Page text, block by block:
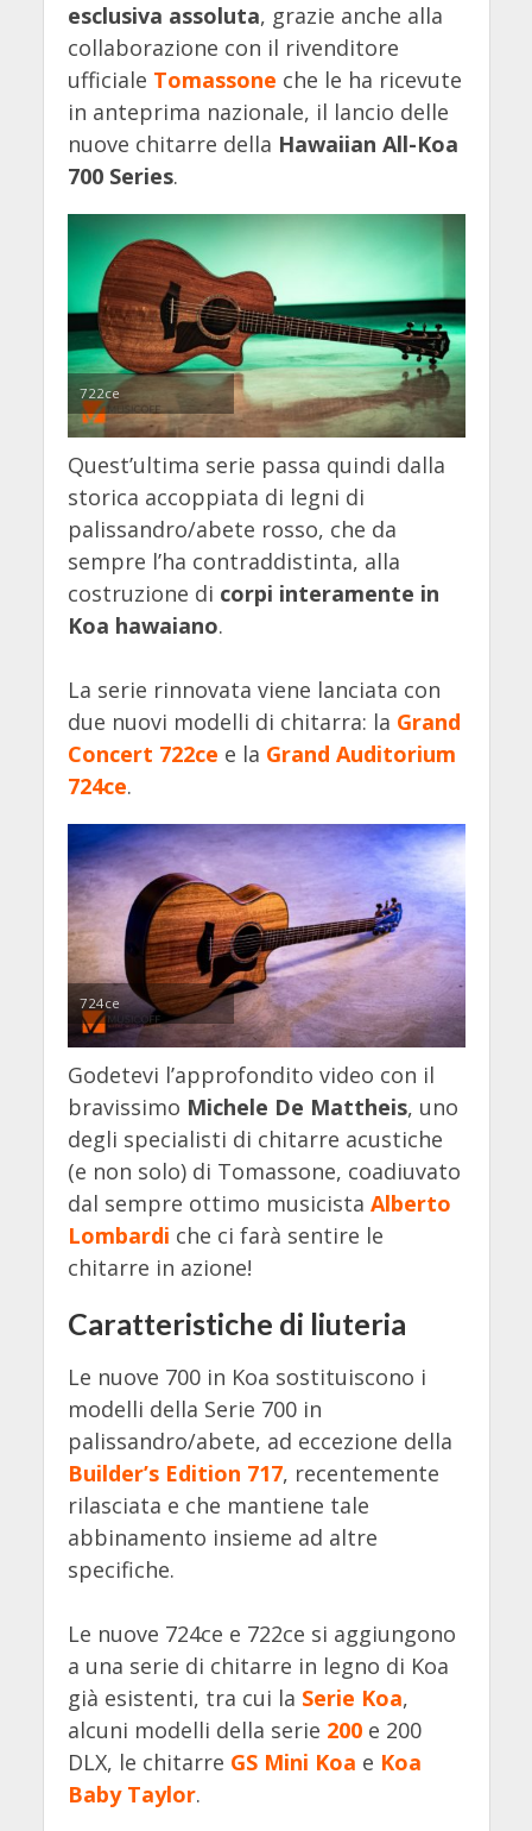
esclusiva assoluta, grazie anche alla
collaborazione con il rivenditore
ufficiale Tomassone che le ha ricevute
in anteprima nazionale, il lancio delle
nuove chitarre della Hawaiian All-Koa
700 Series.
722ce
Quest’ultima serie passa quindi dalla
storica accoppiata di legni di
palissandro/abete rosso, che da
sempre l’ha contraddistinta, alla
costruzione di corpi interamente in
Koa hawaiano.
La serie rinnovata viene lanciata con
due nuovi modelli di chitarra: la Grand
Concert 722ce e la Grand Auditorium
724ce.
724ce
Godetevi l’approfondito video con il
bravissimo Michele De Mattheis, uno
degli specialisti di chitarre acustiche
(e non solo) di Tomassone, coadiuvato
dal sempre ottimo musicista Alberto
Lombardi che ci farà sentire le
chitarre in azione!
Caratteristiche di liuteria
Le nuove 700 in Koa sostituiscono i
modelli della Serie 700 in
palissandro/abete, ad eccezione della
Builder’s Edition 717, recentemente
rilasciata e che mantiene tale
abbinamento insieme ad altre
specifiche.
Le nuove 724ce e 722ce si aggiungono
a una serie di chitarre in legno di Koa
già esistenti, tra cui la Serie Koa,
alcuni modelli della serie 200e 200
DLX, le chitarre GS Mini Koa e Koa
Baby Taylor.